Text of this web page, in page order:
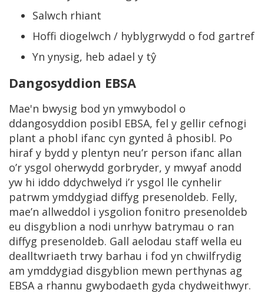
Salwch rhiant
Hoffi diogelwch / hyblygrwydd o fod gartref
Yn ynysig, heb adael y tŷ
Dangosyddion EBSA
Mae'n bwysig bod yn ymwybodol o
ddangosyddion posibl EBSA, fel y gellir cefnogi
plant a phobl ifanc cyn gynted â phosibl. Po
hiraf y bydd y plentyn neu’r person ifanc allan
o’r ysgol oherwydd gorbryder, y mwyaf anodd
yw hi iddo ddychwelyd i’r ysgol lle cynhelir
patrwm ymddygiad diffyg presenoldeb. Felly,
mae’n allweddol i ysgolion fonitro presenoldeb
eu disgyblion a nodi unrhyw batrymau o ran
diffyg presenoldeb. Gall aelodau staff wella eu
dealltwriaeth trwy barhau i fod yn chwilfrydig
am ymddygiad disgyblion mewn perthynas ag
EBSA a rhannu gwybodaeth gyda chydweithwyr.